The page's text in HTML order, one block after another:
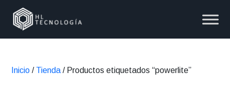
Inicio / Tienda / Productos etiquetados “powerlite”